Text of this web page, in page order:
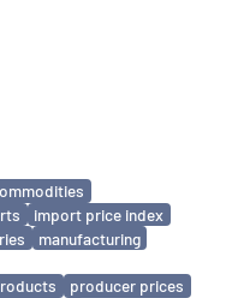
import price index
manufacturing
producer prices